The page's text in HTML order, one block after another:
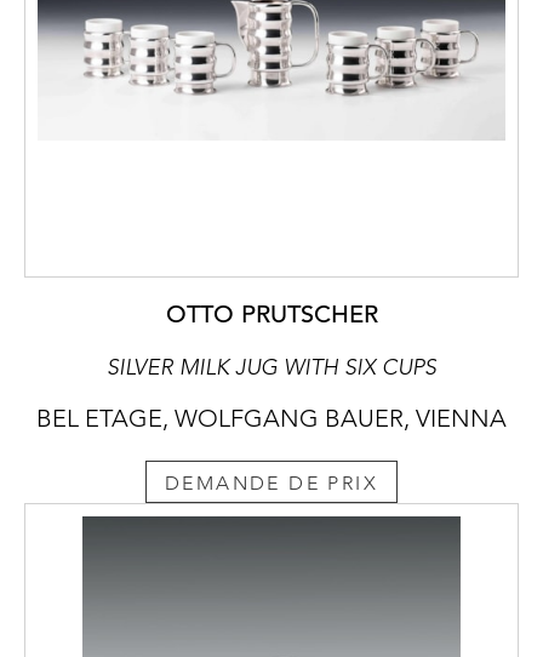
OTTO PRUTSCHER
SILVER MILK JUG WITH SIX CUPS
BEL ETAGE, WOLFGANG BAUER, VIENNA
DEMANDE DE PRIX